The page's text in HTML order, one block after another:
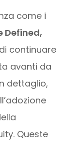
come i
Defined,
continuare
avanti da
dettaglio,
Queste